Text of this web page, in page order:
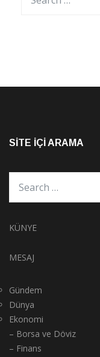
SITE İÇI ARAMA
KÜNYE
MESAJ
Gündem
Dünya
Ekonomi
– Borsa ve Döviz
– Finans